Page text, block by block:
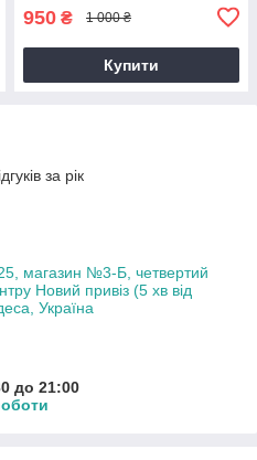
950 ₴ 1 000 ₴
Купити
за рік
магазин №3-Б, четвертий
Новий привіз (5 хв від
Україна
до 21:00